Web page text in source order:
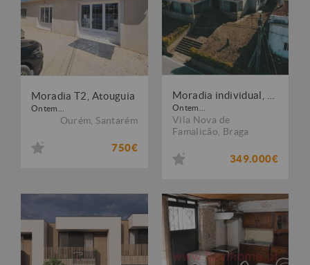
Moradia T2, Atouguia
Ontem...
Ourém Santarém
750€
Ontem...
Vila Nova de
Famalicão Braga
349.000€